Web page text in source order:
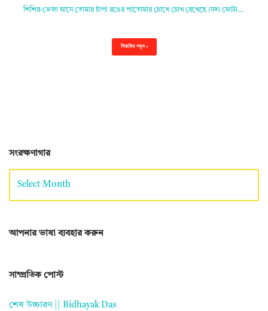
শিশির-ভেজা ঘাসে তোমার চাঁপা রঙের পাতোমার চোখে চোখ রেখেছে।সদ্য ফোটা…
বিস্তারিত পড়ুন »
সংরক্ষণাগার
আপনার ভাষা ব্যবহার করুন
সাম্প্রতিক পোস্ট
শেষ উচ্চারণ || Bidhayak Das